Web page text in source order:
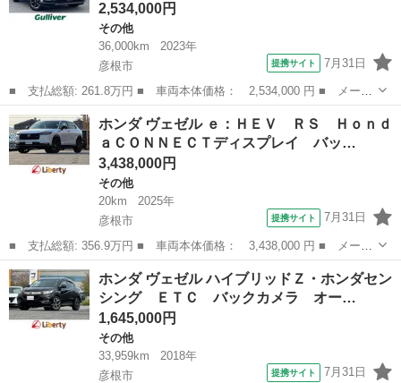
2,534,000円
その他
36,000km
2023年
彦根市
提携サイト 7月31日
■ 支払総額: 261.8万円 ■ 車両本体価格： 2,534,000 円 ■ メーカ
ー名： ホンダ ■ 車種名： ヴェゼル ■ グレード名： ｅ：ＨＥ
Ｖ Ｘ 社外ディスプレイ Ｂｌｕｅｔｏｏｔｈ ＣａｒＰｌａｙ
バックカ...
滋賀 彦根市 その他
ホンダ ヴェゼル ｅ：ＨＥＶ ＲＳ Ｈｏｎｄ
ａＣＯＮＮＥＣＴディスプレイ バッ…
3,438,000円
その他
20km
2025年
彦根市
提携サイト 7月31日
■ 支払総額: 356.9万円 ■ 車両本体価格： 3,438,000 円 ■ メーカ
ー名： ホンダ ■ 車種名： ヴェゼル ■ グレード名： ｅ：ＨＥ
Ｖ ＲＳ ＨｏｎｄａＣＯＮＮＥＣＴディスプレイ バックカメラ
クリアラ...
滋賀 彦根市 その他
ホンダ ヴェゼル ハイブリッドＺ・ホンダセン
シング ＥＴＣ バックカメラ オー…
1,645,000円
その他
33,959km
2018年
彦根市
提携サイト 7月31日